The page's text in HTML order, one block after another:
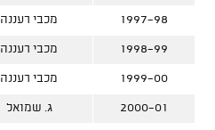
1997-98 מכבי רעננה
1998-99 מכבי רעננה
1999-00 מכבי רעננה
2000-01 ג. שמואל